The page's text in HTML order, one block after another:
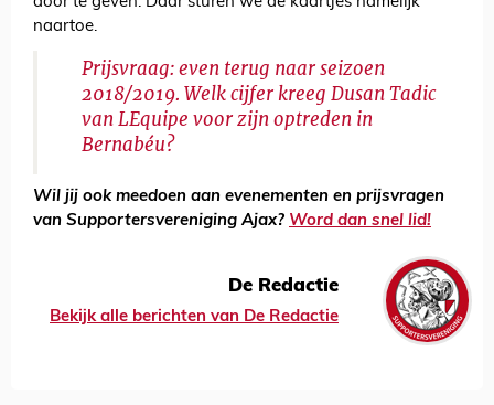
naartoe.
Prijsvraag: even terug naar seizoen
2018/2019. Welk cijfer kreeg Dusan Tadic
van LEquipe voor zijn optreden in
Bernabéu?
Wil jij ook meedoen aan evenementen en prijsvragen
van Supportersvereniging Ajax? Word dan snel lid!
De Redactie
Bekijk alle berichten van De Redactie